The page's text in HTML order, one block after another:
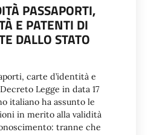
PASSAPORTI,
E PATENTI DI
DALLO STATO
carte d’identità e
Legge in data 17
italiano ha assunto le
in merito alla validità
tranne che